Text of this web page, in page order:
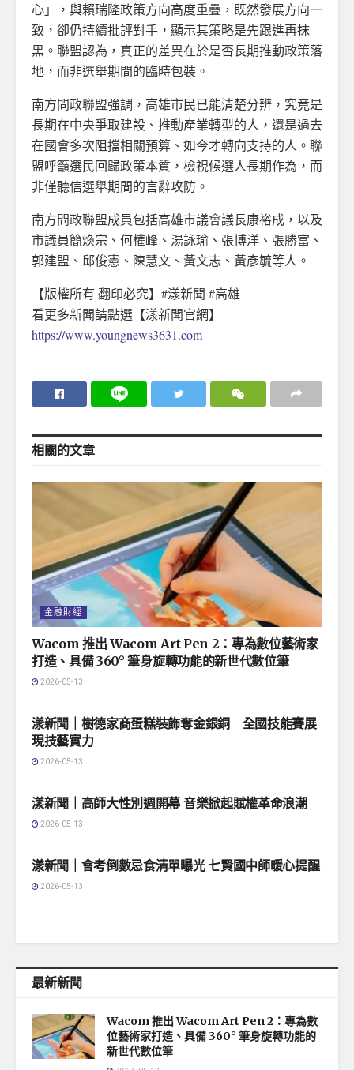
心」，與賴瑞隆政策方向高度重疊，既然發展方向一
致，卻仍持續批評對手，顯示其策略是先跟進再抹
黑。聯盟認為，真正的差異在於是否長期推動政策落
地，而非選舉期間的臨時包裝。
南方問政聯盟強調，高雄市民已能清楚分辨，究竟是
長期在中央爭取建設、推動產業轉型的人，還是過去
在國會多次阻擋相關預算、如今才轉向支持的人。聯
盟呼籲選民回歸政策本質，檢視候選人長期作為，而
非僅聽信選舉期間的言辭攻防。
南方問政聯盟成員包括高雄市議會議長康裕成，以及
市議員簡煥宗、何權峰、湯詠瑜、張博洋、張勝富、
郭建盟、邱俊憲、陳慧文、黃文志、黃彥毓等人。
【版權所有 翻印必究】#漾新聞 #高雄
看更多新聞請點選【漾新聞官網】
https://www.youngnews3631.com
相關的文章
金融財經
Wacom 推出 Wacom Art Pen 2：專為數位藝術家
打造、具備 360° 筆身旋轉功能的新世代數位筆
2026-05-13
漾新聞｜樹德家商蛋糕裝飾奪金銀銅 全國技能賽展
現技藝實力
2026-05-13
漾新聞｜高師大性別週開幕 音樂掀起賦權革命浪潮
2026-05-13
漾新聞｜會考倒數忌食清單曝光 七賢國中師暖心提醒
2026-05-13
最新新聞
Wacom 推出 Wacom Art Pen 2：專為數
位藝術家打造、具備 360° 筆身旋轉功能的
新世代數位筆